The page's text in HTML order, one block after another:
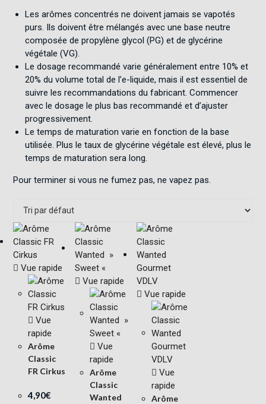
Les arômes concentrés ne doivent jamais se vapotés
purs. Ils doivent être mélangés avec une base neutre
composée de propylène glycol (PG) et de glycérine
végétale (VG).
Le dosage recommandé varie généralement entre 10% et
20% du volume total de l’e-liquide, mais il est essentiel de
suivre les recommandations du fabricant. Commencer
avec le dosage le plus bas recommandé et d’ajuster
progressivement.
Le temps de maturation varie en fonction de la base
utilisée. Plus le taux de glycérine végétale est élevé, plus le
temps de maturation sera long.
Pour terminer si vous ne fumez pas, ne vapez pas.
Vue rapide
Vue
rapide
Arôme
Classic
FR Cirkus
4,90€
Vue rapide
Vue
rapide
Arôme
Classic
Wanted
Vue rapide
Vue
rapide
Arôme